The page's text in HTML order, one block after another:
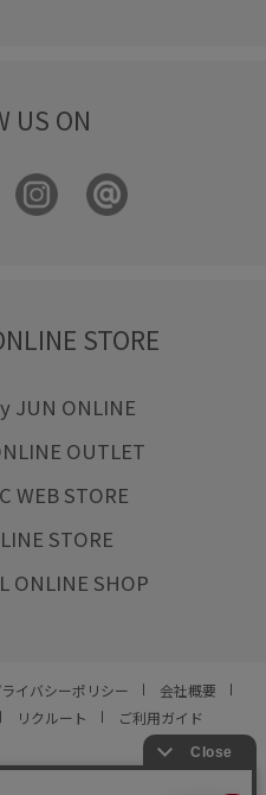
US ON
STORE
JUN ONLINE
OUTLET
WEB STORE
STORE
ONLINE SHOP
イバシーポリシー
会社概要
リクルート ご利用ガイド